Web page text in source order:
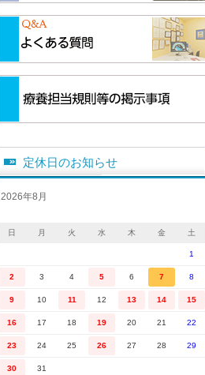
定休日のお知らせ
2026年8月
日 月 火 水 木 金 土
1
2 3 4 5 6 7 8
9 10 11 12 13 14 15
16 17 18 19 20 21 22
23 24 25 26 27 28 29
30 31